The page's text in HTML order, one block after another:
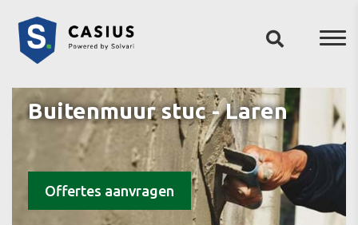
Buitenmuur stuc - Laren
Offertes aanvragen